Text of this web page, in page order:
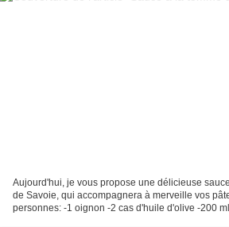
Aujourd'hui, je vous propose une délicieuse
de Savoie, qui accompagnera à merveille vos
personnes: -1 oignon -2 cas d'huile d'olive -200